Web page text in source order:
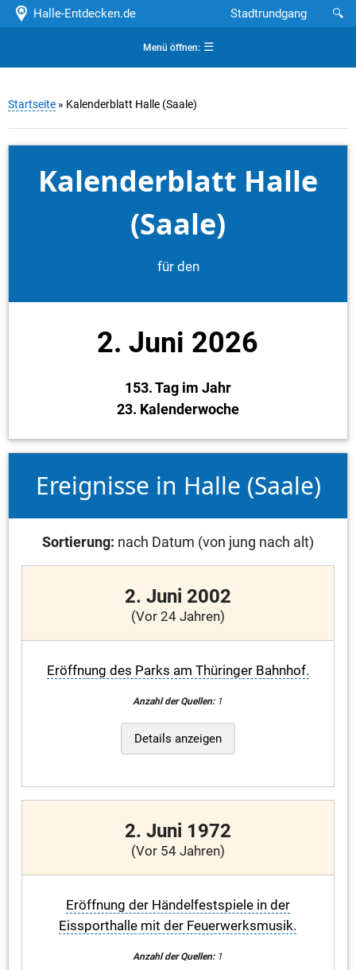
Halle-Entdecken.de 🔍
Stadtrundgang
Menü öffnen:☰
Startseite » Kalenderblatt Halle (Saale)
Kalenderblatt Halle
(Saale)
für den
2. Juni 2026
153. Tag im Jahr
23. Kalenderwoche
Ereignisse in Halle (Saale)
Sortierung: nach Datum (von jung nach alt)
2. Juni 2002
(Vor 24 Jahren)
Eröffnung des Parks am Thüringer Bahnhof.
Anzahl der Quellen:1
Details anzeigen
2. Juni 1972
(Vor 54 Jahren)
Eröffnung der Händelfestspiele in der
Eissporthalle mit der Feuerwerksmusik.
Anzahl der Quellen:1